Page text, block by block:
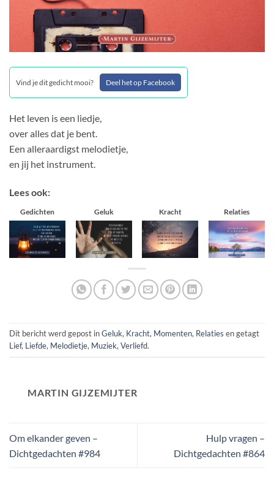
Vind je dit gedicht mooi? Deel het op Facebook
Het leven is een liedje,
over alles dat je bent.
Een alleraardigst melodietje,
en jij het instrument.
Lees ook:
Gedichten Geluk Kracht Relaties
Dit bericht werd gepost inGeluk, Kracht, Momenten, Relaties en getagt
Lief, Liefde, Melodietje, Muziek, Verliefd.
MARTIN GIJZEMIJTER
Om elkander geven –
Dichtgedachten #984
Hulp vragen –
Dichtgedachten #864